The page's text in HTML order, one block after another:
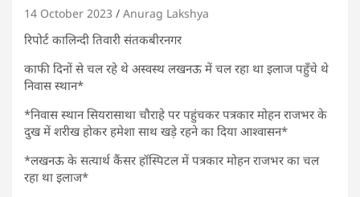
14 October 2023 Anurag Lakshya
रिपोर्ट कालिन्दी तिवारी संतकबीरनगर
काफी दिनों से चल रहे थे अस्वस्थ लखनऊ में चल रहा था इलाज पहुँचे थे
निवास स्थान*
*निवास स्थान सियरासाथा चौराहे पर पहुंचकर पत्रकार मोहन राजभर के
दुख में शरीख होकर हमेशा साथ खड़े रहने का दिया आश्वासन*
*लखनऊ के सत्यार्थ कैंसर हॉस्पिटल में पत्रकार मोहन राजभर का चल
रहा था इलाज*